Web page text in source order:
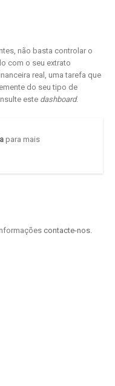
não basta controlar o
com o seu extrato
real, uma tarefa que
do seu tipo de
este dashboard.
para mais
contacte-nos.